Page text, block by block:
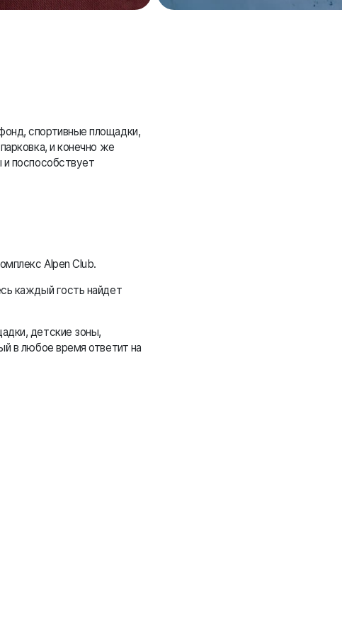
спортивные площадки,
и конечно же
поспособствует
Alpen Club.
каждый гость найдет
детские зоны,
в любое время ответит на